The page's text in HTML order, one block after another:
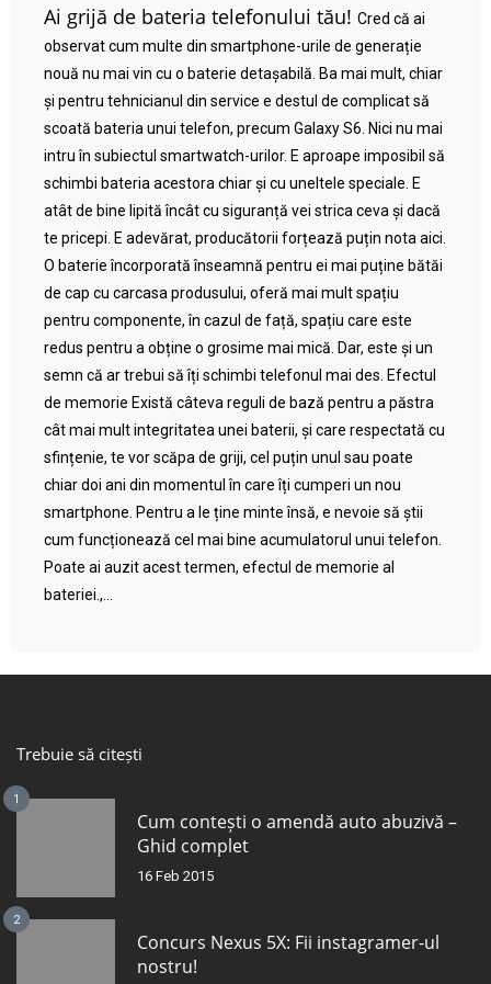
Ai grijă de bateria telefonului tău! Cred că ai
observat cum multe din smartphone-urile de generație
nouă nu mai vin cu o baterie detașabilă. Ba mai mult, chiar
și pentru tehnicianul din service e destul de complicat să
scoată bateria unui telefon, precum Galaxy S6. Nici nu mai
intru în subiectul smartwatch-urilor. E aproape imposibil să
schimbi bateria acestora chiar și cu uneltele speciale. E
atât de bine lipită încât cu siguranță vei strica ceva și dacă
te pricepi. E adevărat, producătorii forțează puțin nota aici.
O baterie încorporată înseamnă pentru ei mai puține bătăi
de cap cu carcasa produsului, oferă mai mult spațiu
pentru componente, în cazul de față, spațiu care este
redus pentru a obține o grosime mai mică. Dar, este și un
semn că ar trebui să îți schimbi telefonul mai des. Efectul
de memorie Există câteva reguli de bază pentru a păstra
cât mai mult integritatea unei baterii, și care respectată cu
sfințenie, te vor scăpa de griji, cel puțin unul sau poate
chiar doi ani din momentul în care îți cumperi un nou
smartphone. Pentru a le ține minte însă, e nevoie să știi
cum funcționează cel mai bine acumulatorul unui telefon.
Poate ai auzit acest termen, efectul de memorie al
bateriei.,...
Trebuie să citești
1
Cum contești o amendă auto abuzivă –
Ghid complet
16 Feb 2015
2
Concurs Nexus 5X: Fii instagramer-ul
nostru!